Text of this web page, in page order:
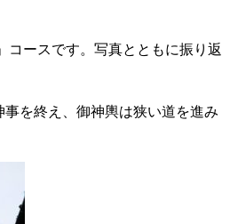
コースです。写真とともに振り返
事を終え、御神輿は狭い道を進み